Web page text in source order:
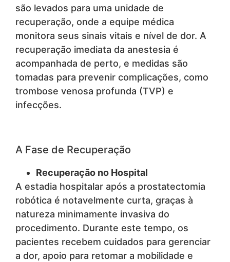
são levados para uma unidade de
recuperação, onde a equipe médica
monitora seus sinais vitais e nível de dor. A
recuperação imediata da anestesia é
acompanhada de perto, e medidas são
tomadas para prevenir complicações, como
trombose venosa profunda (TVP) e
infecções.
A Fase de Recuperação
Recuperação no Hospital
A estadia hospitalar após a prostatectomia
robótica é notavelmente curta, graças à
natureza minimamente invasiva do
procedimento. Durante este tempo, os
pacientes recebem cuidados para gerenciar
a dor, apoio para retomar a mobilidade e